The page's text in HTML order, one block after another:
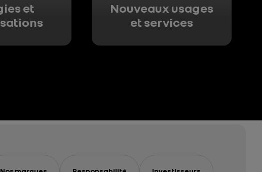
et
Nouveaux usages
et services